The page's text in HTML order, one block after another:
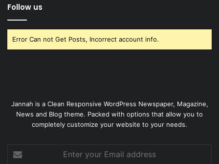
Follow us
Error Can not Get Posts, Incorrect account info.
Jannah is a Clean Responsive WordPress Newspaper, Magazine,
News and Blog theme. Packed with options that allow you to
completely customize your website to your needs.
your